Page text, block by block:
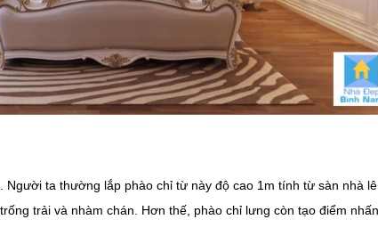
ta thường lắp phào chỉ từ này độ cao 1m tính từ sàn nhà
trải và nhàm chán. Hơn thế, phào chỉ lưng còn tạo điểm